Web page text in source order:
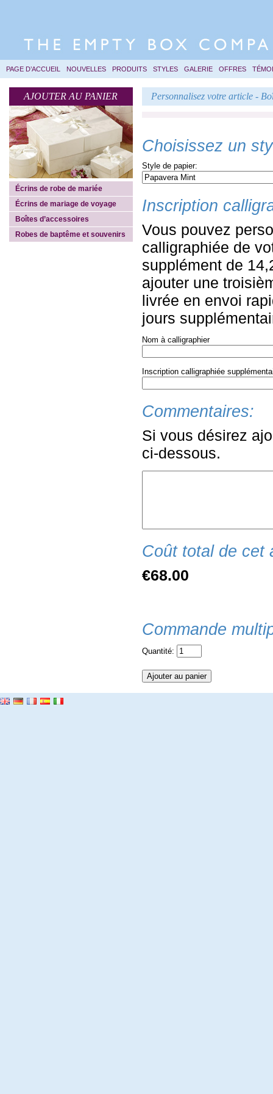
PAGE D’ACCUEIL NOUVELLES PRODUITS STYLES GALERIE OFFRES
AJOUTER AU PANIER
Écrins de robe de mariée
Écrins de mariage de voyage
Boîtes d’accessoires
Robes de baptême et souvenirs
Personnalisez votre article -
Choisissez un
Style de papier:
Inscription
Vous pouvez
calligraphiée de
supplément de
ajouter une
livrée en envoi
jours
Nom à calligraphier
Inscription calligraphiée
Commentaires:
Si vous désirez
ci-dessous.
Coût total de cet
€68.00
Commande
Quantité: